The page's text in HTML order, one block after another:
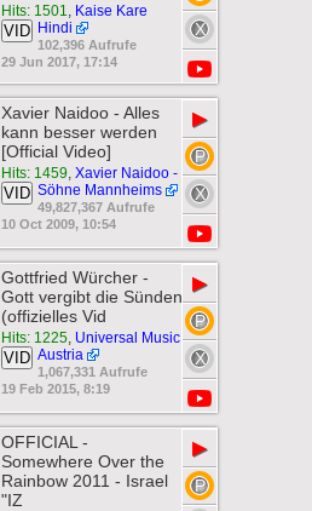
Hits: 1501, Kaise Kare
Hindi
VID
102,396 Aufrufe
29 Jun 2017, 17:14
Xavier Naidoo - Alles
kann besser werden
[Official Video]
Hits: 1459, Xavier Naidoo -
Söhne Mannheims
VID
49,827,367 Aufrufe
10 Oct 2009, 10:54
▶
Gottfried Würcher -
Gott vergibt die Sünden
(offizielles Vid
Hits: 1225, Universal Music
Austria
VID
1,067,331 Aufrufe
19 Feb 2015, 8:19
▶
OFFICIAL -
Somewhere Over the
Rainbow 2011 - Israel
"IZ
▶